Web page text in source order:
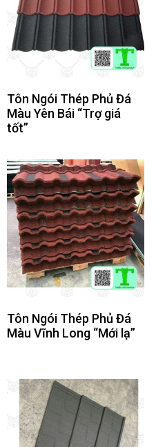
Tôn Ngói Thép Phủ Đá
Màu Yên Bái “Trợ giá
tốt”
Tôn Ngói Thép Phủ Đá
Màu Vĩnh Long “Mới lạ”